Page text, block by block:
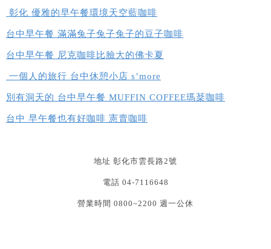
彰化 優雅的早午餐環境天空藍咖啡
台中早午餐 滿滿兔子兔子兔子的豆子咖啡
台中早午餐 尼克咖啡比臉大的佛卡夏
一個人的旅行 台中休憩小店 s’more
別有洞天的 台中早午餐 MUFFIN COFFEE瑪棻咖啡
台中 早午餐也有好咖啡 憲賣咖啡
地址 彰化市雲長路2號
電話 04-7116648
營業時間 0800~2200 週一公休